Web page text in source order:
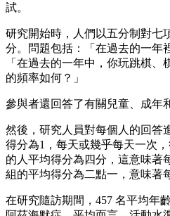
試。
研究開始時，人們以五分制對七
分。問題包括：「在過去的一年
「在過去的一年中，你玩跳棋
的頻率如何？」
參與者還回答了有關兒童、成年
然後，研究人員對每個人的回答
得分為1，每天或幾乎每天一次
的人平均得分為四分，這意味著
組的平均得分為二點一，意味著
在研究隨訪期間，457 名平均年